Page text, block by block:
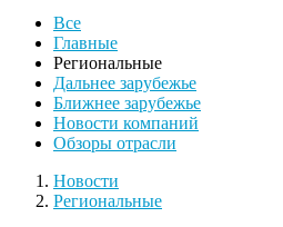
Все
Главные
Региональные
Дальнее зарубежье
Ближнее зарубежье
Новости компаний
Обзоры отрасли
Новости
Разделы
Новости
Региональные